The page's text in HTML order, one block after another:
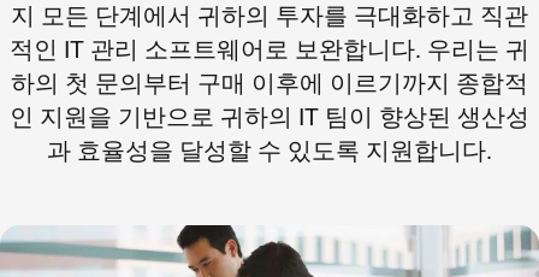
지 모든 단계에서 귀하의 투자를 극대화하고 직관
적인 IT 관리 소프트웨어로 보완합니다. 우리는 귀
하의 첫 문의부터 구매 이후에 이르기까지 종합적
인 지원을 기반으로 귀하의 IT 팀이 향상된 생산성
과 효율성을 달성할 수 있도록 지원합니다.